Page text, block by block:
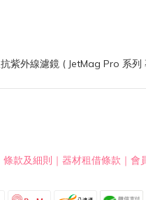
條款及細則 ｜ 器材租借條款 ｜ 會